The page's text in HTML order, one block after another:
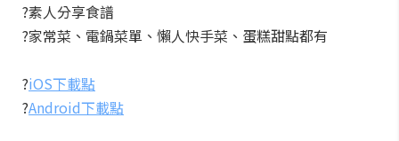
?素人分享食譜
?家常菜、電鍋菜單、懶人快手菜、蛋糕甜點都有
?iOS下載點
?Android下載點